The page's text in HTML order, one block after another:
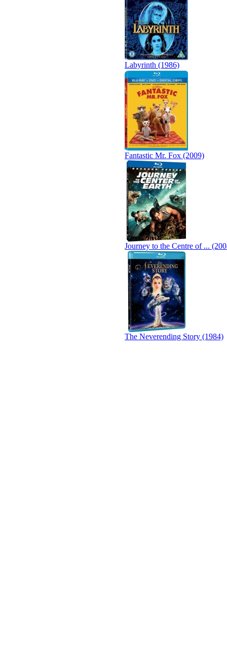
Labyrinth (1986)
Fantastic Mr. Fox (2009)
Journey to the Centre of ...
The Neverending Story (1984)